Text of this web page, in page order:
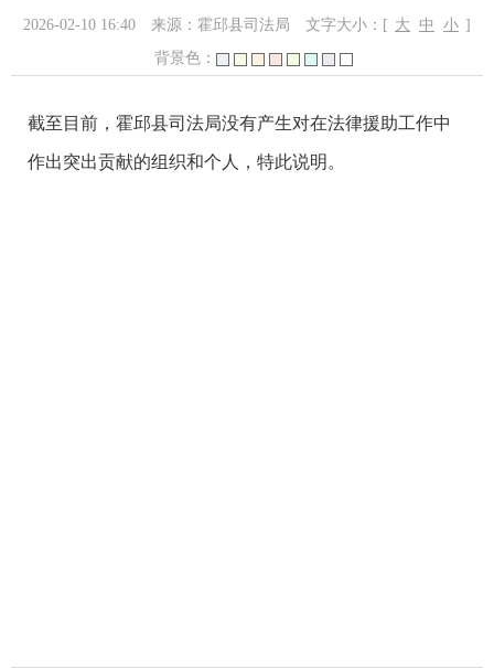
2026-02-10 16:40 来源：霍邱县司法局 文字大小：[ 大 中 小 ]
背景色：
截至目前，霍邱县司法局没有产生对在法律援助工作中
作出突出贡献的组织和个人，特此说明。